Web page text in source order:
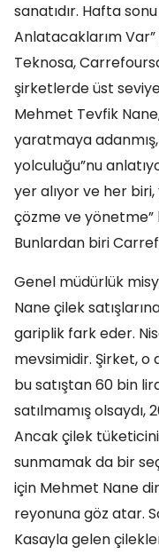
sanatıdır. Hafta
Anlatacaklarım Var”
Teknosa,
şirketlerde üst
Mehmet Tevfik
yaratmaya
yolculuğu”nu
yer alıyor ve her
çözme ve yönetme”
Bunlardan biri
Genel müdürlük
Nane çilek
gariplik fark eder.
mevsimidir. Şirket, o
bu satıştan 60 bin
satılmamış olsaydı,
Ancak çilek
sunmamak da bir
için Mehmet Nane
reyonuna göz atar.
Kasayla gelen